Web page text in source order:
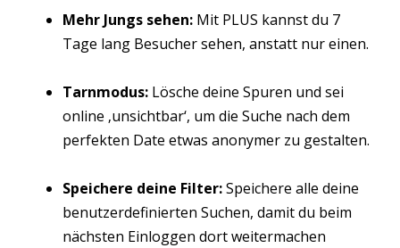
Mehr Jungs sehen: Mit PLUS kannst du 7
Tage lang Besucher sehen, anstatt nur einen.
Tarnmodus: Lösche deine Spuren und sei
online ‚unsichtbar‘, um die Suche nach dem
perfekten Date etwas anonymer zu gestalten.
Speichere deine Filter:Speichere alle deine
benutzerdefinierten Suchen, damit du beim
nächsten Einloggen dort weitermachen